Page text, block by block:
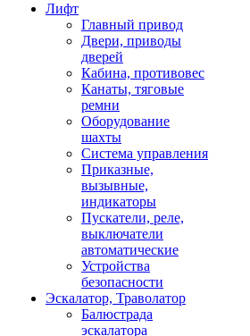
Лифт
Главный привод
Двери, приводы
дверей
Кабина, противовес
Канаты, тяговые
ремни
Оборудование
шахты
Система управления
Приказные,
вызывные,
индикаторы
Пускатели, реле,
выключатели
автоматические
Устройства
безопасности
Эскалатор, Траволатор
Балюстрада
эскалатора